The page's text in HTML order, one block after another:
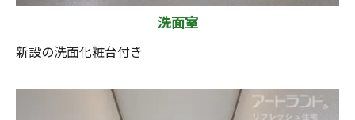
洗面室
新設の洗面化粧台付き